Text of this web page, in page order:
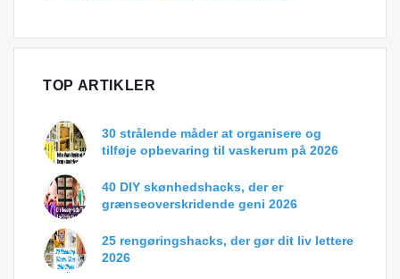
TOP ARTIKLER
30 strålende måder at organisere og
tilføje opbevaring til vaskerum på 2026
40 DIY skønhedshacks, der er
grænseoverskridende geni 2026
25 rengøringshacks, der gør dit liv lettere
2026